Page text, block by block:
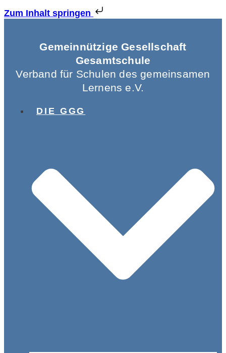
Zum Inhalt springen
Gemeinnützige Gesellschaft
Gesamtschule
Verband für Schulen des gemeinsamen
Lernens e.V.
DIE GGG